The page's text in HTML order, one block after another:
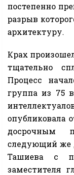
постепенно
разрыв
архитектуру.
Крах
тщательно
Процесс
группа из 75
опубликовала
досрочным
следующий же
Ташиева с
заместителя